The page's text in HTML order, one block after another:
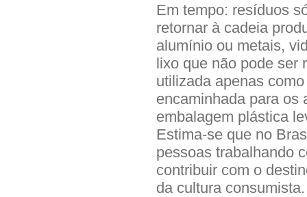
Em tempo: resíduos
retornar à cadeia
alumínio ou metais,
lixo que não pode ser
utilizada apenas
encaminhada para os
embalagem plástica
Estima-se que no
pessoas trabalhando
contribuir com o
da cultura consumista.